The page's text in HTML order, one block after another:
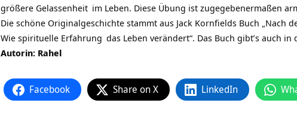
größere Gelassenheit im Leben. Diese Übung ist zugegebenermaßen
Die schöne Originalgeschichte stammt aus Jack Kornfields Buch „Nach
Wie spirituelle Erfahrung das Leben verändert“. Das Buch gibt’s auch in
Autorin: Rahel
Facebook Share on X LinkedIn